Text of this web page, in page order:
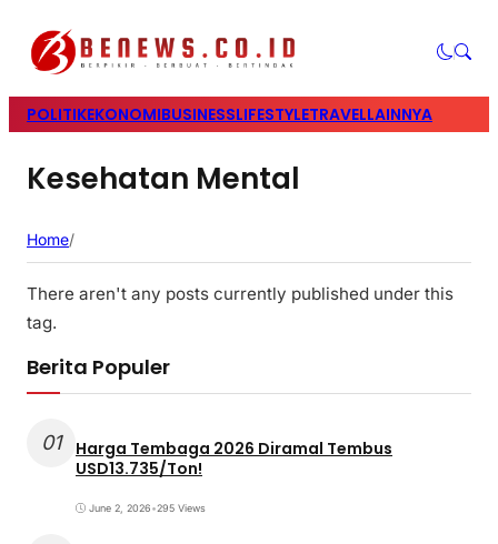
POLITIKEKONOMIBUSINESSLIFESTYLETRAVELLAINNYA
Kesehatan Mental
Home/
There aren't any posts currently published under this
tag.
Berita Populer
01
Harga Tembaga 2026 Diramal Tembus
USD13.735/Ton!
June 2, 2026•295 Views